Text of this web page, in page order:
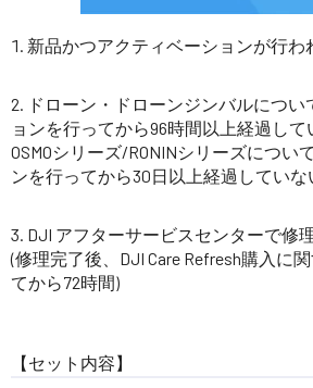
新品かつアクティベーションが行わ
ドローン・ドローンジンバルにつ
ョンを行ってから96時間以上経過して
OSMOシリーズ/RONINシリーズについ
ンを行ってから30日以上経過していな
DJI アフターサービスセンターで修
(修理完了後、DJI Care Refresh購入に
てから72時間)
【セット内容】